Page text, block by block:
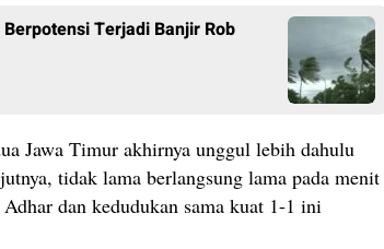
Terjadi Banjir Rob
Jawa Timur akhirnya unggul lebih dahulu
tidak lama berlangsung lama pada menit
dan kedudukan sama kuat 1-1 ini